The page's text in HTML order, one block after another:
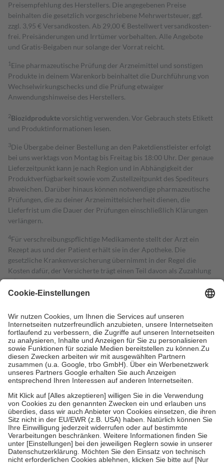
Preisempfehlung des Herstellers. Die angegebenen Preise
beinhalten die gesetzlich vorgeschriebene Mehrwertsteuer, ggf.
zzgl. 3,95 € Versandkosten. Ab 29,00 € Bestell­wert versand­kosten­
frei. Preisänderungen und Irrtümer vorbehalten. Alle Angebote
und Gratis-Beigaben nur solange der Vorrat reicht.
1 Eine pharmazeutische Prüfung der Arzneimittel und sonstigen
Produkte in deinem Warenkorb beinhaltet die Durchführung von
Wechselwirkungschecks und die Prüfung etwaiger
Anwendungshinweise des Herstellers.
2Biozidproduktevorsichtig verwenden. Vor Gebrauch stets Etikett
und Produktinformationen lesen.
3Die Übergabe deiner Bestellung an den Paketdienstleister erfolgt
bei uns werktags von Montag bis Freitag bis 18:00 Uhr. Der genaue
Lieferzeitpunkt kann je nach Region und in Abhängigkeit der
Produktverfügbarkeit sowie vom Zustellzeitpunkt des Spediteurs
abweichen. Darüber hinaus können notwendige pharmazeutische
Prüfungen, die zu deiner Arzneimittelsicherheit dienen, die
Lieferfrist um die Dauer der Prüfungen einschließlich Klärungen
verlängern.
4Für verschreibungspflichtige Medikamente stellt der Arzt ein
Rezept aus und der Patient erhält sie in der Apotheke. Die
gesetzliche Krankenversicherung übernimmt in der Regel die
Kosten dafür, der Versicherte trägt einen Teil davon als Zuzahlung
mit.
Grundsätzlich leisten Mitglieder Zuzahlungen in Höhe von zehn
höchstens zehn Euro.
Es sind jedoch nie mehr als die tatsächlichen
Kosten der Leistung zu entrichten.
Diese Regeln gelten grundsätzlich auch für Online-Apotheken.
Bei Heilmitteln und häuslicher Krankenpflege beträgt die
Zuzahlung zehn Prozent der Kosten sowie zehn Euro je
Verordnung.
Um das Engagement der Versicherten für ihre eigene Gesundheit zu
stärken und die besondere Stellung der Familie zu unterstützen,
fallenkeine Zuzahlungenan bei:
• Kindern und Jugendlichen bis zum vollendeten 18. Lebensjahr
mit Ausnahme der Fahrkosten
• Untersuchungen zur Vorsorge und Früherkennung, die von der
GKV getragen werden
• empfohlenen Schutzimpfungen
• Harn- und Blutteststreifen